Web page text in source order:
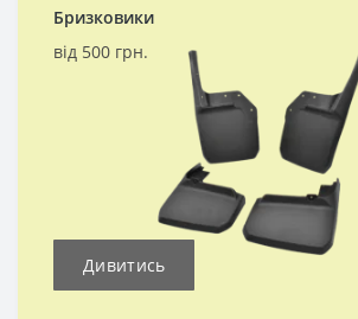
Бризковики
від 500 грн.
Дивитись